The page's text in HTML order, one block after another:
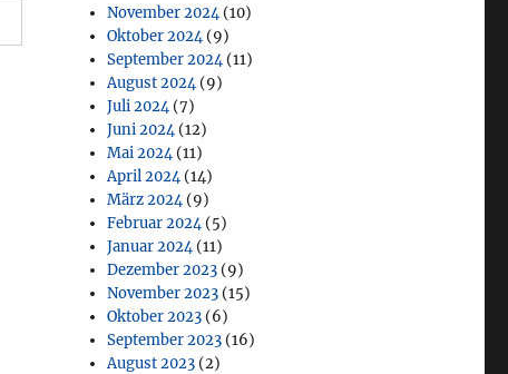
November 2024(10)
Oktober 2024(9)
September 2024(11)
August 2024(9)
Juli 2024(7)
Juni 2024(12)
Mai 2024(11)
April 2024(14)
März 2024(9)
Februar 2024(5)
Januar 2024(11)
Dezember 2023 (9)
November 2023 (15)
Oktober 2023 (6)
September 2023 (16)
August 2023 (2)